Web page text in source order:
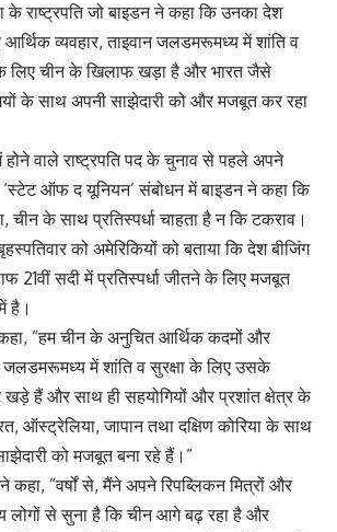
के राष्ट्रपति जो बाइडन ने कहा कि उनका देश
व्यवहार, ताइवान जलडमरूमध्य में शांति व
लिए चीन के खिलाफ खड़ा है और भारत जैसे
के साथ अपनी साझेदारी को और मजबूत कर रहा
होने वाले राष्ट्रपति पद के चुनाव से पहले अपने
ऑफ द यूनियन’ संबोधन में बाइडन ने कहा कि
चीन के साथ प्रतिस्पर्धा चाहता है न कि टकराव।
को अमेरिकियों को बताया कि देश बीजिंग
21वीं सदी में प्रतिस्पर्धा जीतने के लिए मजबूत
है।
”हम चीन के अनुचित आर्थिक कदमों और
जलडमरूमध्य में शांति व सुरक्षा के लिए उसके
हैं और साथ ही सहयोगियों और प्रशांत क्षेत्र के
ऑस्ट्रेलिया, जापान तथा दक्षिण कोरिया के साथ
को मजबूत बना रहे हैं।”
कहा, ”वर्षों से, मैंने अपने रिपब्लिकन मित्रों और
लोगों से सुना है कि चीन आगे बढ़ रहा है और